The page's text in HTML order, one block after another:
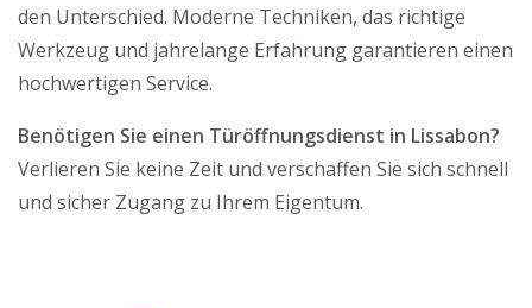
den Unterschied. Moderne Techniken, das richtige
Werkzeug und jahrelange Erfahrung garantieren einen
hochwertigen Service.
Benötigen Sie einen Türöffnungsdienst in Lissabon?
Verlieren Sie keine Zeit und verschaffen Sie sich schnell
und sicher Zugang zu Ihrem Eigentum.